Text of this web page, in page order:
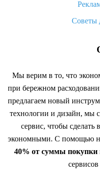
Советы
Мы верим в то, что
при бережном
предлагаем новый
технологии и дизайн, мы
сервис, чтобы
экономными. С помощью
40% от суммы покупки